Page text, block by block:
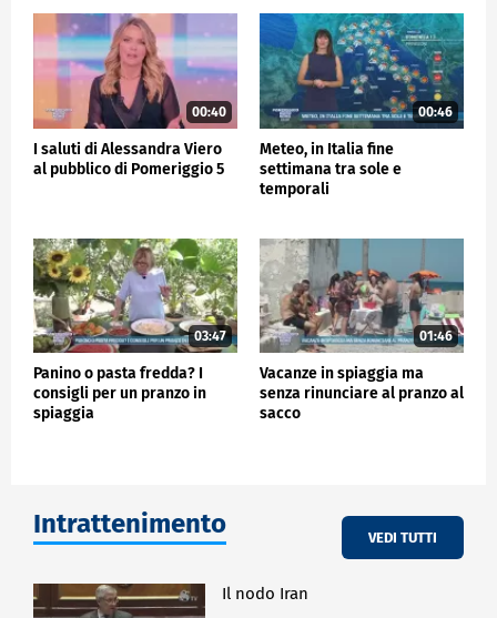
00:40
I saluti di Alessandra Viero
al pubblico di Pomeriggio 5
00:46
Meteo, in Italia fine
settimana tra sole e
temporali
03:47
Panino o pasta fredda? I
consigli per un pranzo in
spiaggia
01:46
Vacanze in spiaggia ma
senza rinunciare al pranzo al
sacco
Intrattenimento VEDI TUTTI
Il nodo Iran